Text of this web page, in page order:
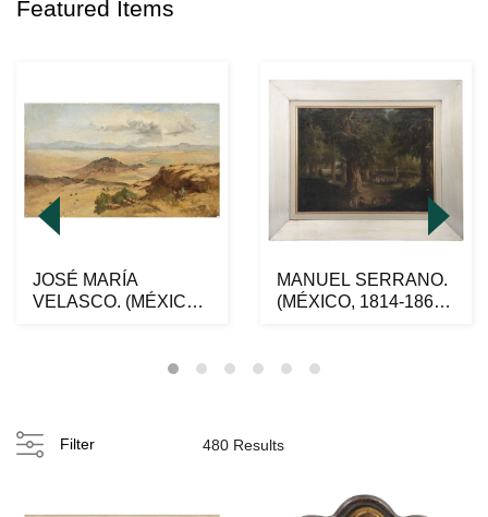
Featured Items
JOSÉ MARÍA
VELASCO. (MÉXICO,
MANUEL SERRANO.
(MÉXICO, 1814-1867).
Filter 480 Results